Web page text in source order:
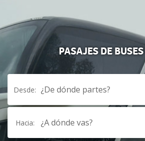
PASAJES DE
Desde: ¿De dónde partes?
Hacia: ¿A dónde vas?